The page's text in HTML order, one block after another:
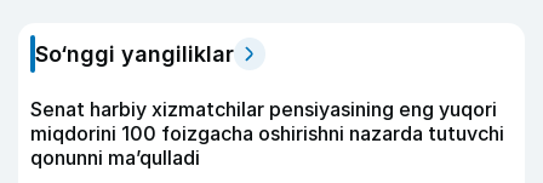
So‘nggi yangiliklar
Senat harbiy xizmatchilar pensiyasining eng yuqori
miqdorini 100 foizgacha oshirishni nazarda tutuvchi
qonunni ma’qulladi